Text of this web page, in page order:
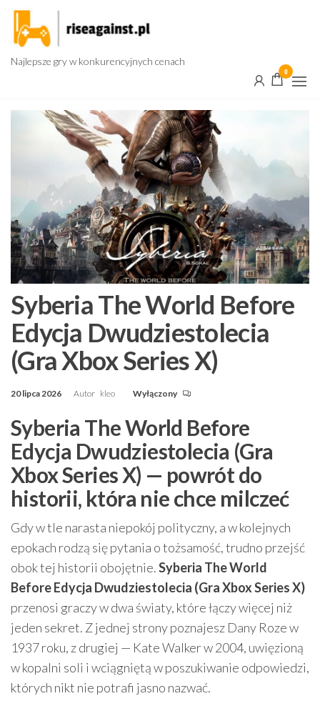
Przejdź
treści
Najlepsze gry w konkurencyjnych cenach
0
Syberia The World Before
Edycja Dwudziestolecia
(Gra Xbox Series X)
20 lipca 2026 Autor kleo Wyłączony
Syberia The World Before
Edycja Dwudziestolecia (Gra
Xbox Series X) — powrót do
historii, która nie chce milczeć
Gdy w tle narasta niepokój polityczny, a w kolejnych
epokach rodzą się pytania o tożsamość, trudno przejść
obok tej historii obojętnie.Syberia The World
Before Edycja Dwudziestolecia (Gra Xbox Series X)
przenosi graczy w dwa światy, które łączy więcej niż
jeden sekret. Z jednej strony poznajesz Dany Roze w
1937 roku, z drugiej — Kate Walker w 2004, uwięzioną
w kopalni soli i wciągniętą w poszukiwanie odpowiedzi,
których nikt nie potrafi jasno nazwać.